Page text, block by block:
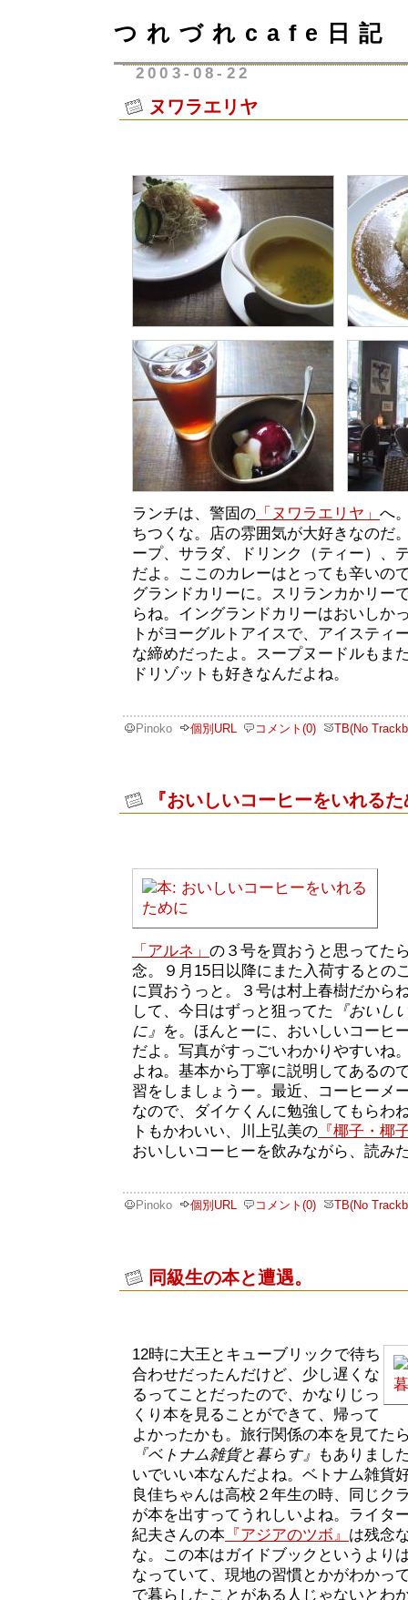
つれづれcafe日記
2003-08-22
ヌワラエリヤ
ランチは、警固の 「ヌワラエリヤ」 へ
ちつくな。店の雰囲気が大好きなのだ
ープ、サラダ、ドリンク（ティー）、
だよ。ここのカレーはとっても辛いの
グランドカリーに。スリランカかリー
らね。イングランドカリーはおいしか
トがヨーグルトアイスで、アイスティ
な締めだったよ。スープヌードルもま
ドリゾットも好きなんだよね。
Pinoko 個別URL コメント(0) TB(No
『おいしいコーヒーをいれる
「アルネ」 の３号を買おうと思ってた
念。９月15日以降にまた入荷するとの
に買おうっと。３号は村上春樹だから
して、今日はずっと狙ってた
『おいし
に』 を。ほんとーに、おいしいコーヒ
だよ。写真がすっごいわかりやすいね
よね。基本から丁寧に説明してあるの
習をしましょうー。最近、コーヒーメ
なので、ダイケくんに勉強してもらわ
トもかわいい、川上弘美の 『椰子・椰
おいしいコーヒーを飲みながら、読み
Pinoko 個別URL コメント(0) TB(No
同級生の本と遭遇。
12時に大王とキューブリックで待ち
合わせだったんだけど、少し遅くな
るってことだったので、かなりじっ
くり本を見ることができて、帰って
よかったかも。旅行関係の本を見てた
『ベトナム雑貨と暮らす』
もありまし
いでいい本なんだよね。ベトナム雑貨
良佳ちゃんは高校２年生の時、同じク
が本を出すってうれしいよね。ライタ
紀夫さんの本 『アジアのツボ』 は残念
な。この本はガイドブックというより
なっていて、現地の習慣とかがわかっ
で暮らしたことがある人じゃないとわ